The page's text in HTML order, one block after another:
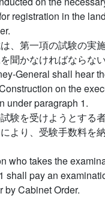
registration in the
、第一項の試験の実
聞かなければならない
General shall hear
on the
under paragraph 1.
験を受けようとする
より、受験手数料を
who takes the
shall pay an
by Cabinet Order.